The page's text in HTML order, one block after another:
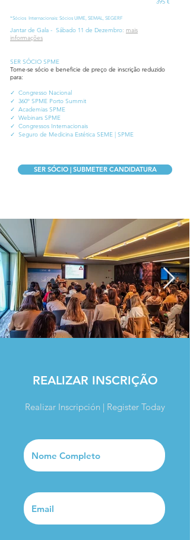
*Sócios Internacionais: Sócios UIME, SEMAL, SEGERF
Jantar de Gala - Sábado 11 de Dezembro: mais
informações
SER SÓCIO SPME​
Torne-se sócio e beneficie de preço de inscrição reduzido
para:
✓ Congresso Nacional
✓ 360º SPME Porto Summit
✓ Academias SPME
✓ Webinars SPME
✓ Congressos Internacionais
✓ Seguro de Medicina Estética SEME | SPME
SER SÓCIO | SUBMETER CANDIDATURA
REALIZAR INSCRIÇÃO
Realizar Inscripción | Register Today